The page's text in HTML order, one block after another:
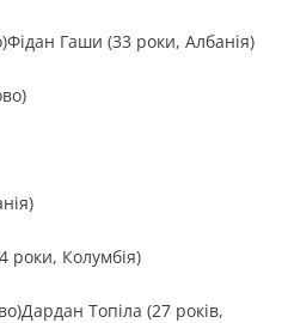
Гаши (33 роки, Албанія)
роки, Колумбія)
Топіла (27 років,